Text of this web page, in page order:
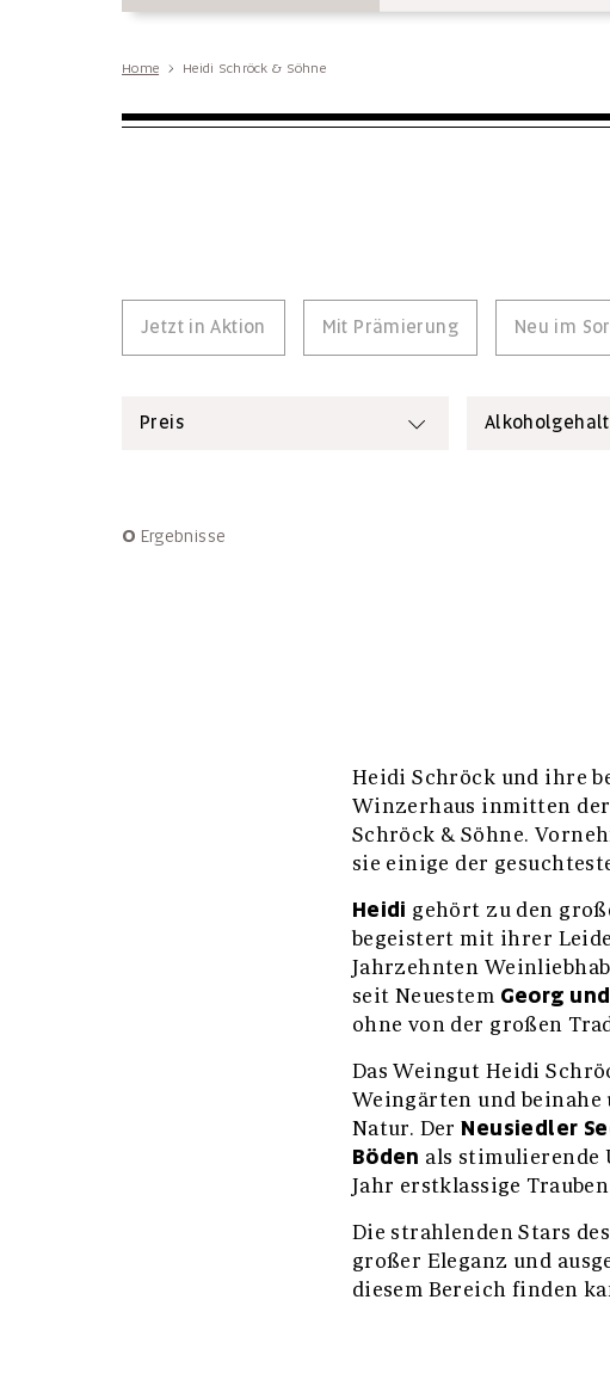
Home Heidi Schröck & Söhne
Jetzt in Aktion Mit Prämierung Neu im
Preis Alkoholgehalt
0 Ergebnisse
Heidi Schröck und ihre
Winzerhaus inmitten der
Schröck & Söhne.
sie einige der
Heidi gehört zu den
begeistert mit ihrer
Jahrzehnten
seit Neuestem Georg
ohne von der großen
Das Weingut Heidi
Weingärten und
Natur. DerNeusiedler
Böden als stimulierende
Jahr erstklassige
Die strahlenden Stars
großer Eleganz und
diesem Bereich finden